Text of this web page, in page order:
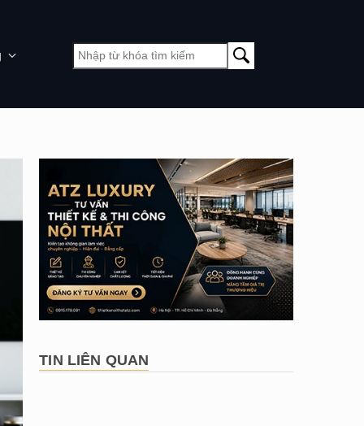
TIN LIÊN QUAN